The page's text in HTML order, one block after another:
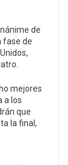
de
fase de
mejores
a los
que
la final,